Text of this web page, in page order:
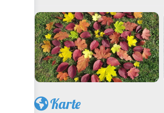
Karte